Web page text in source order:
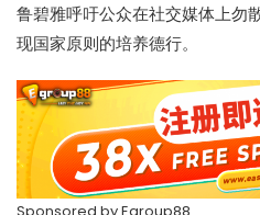
鲁碧雅呼吁公众在社交媒体上勿
现国家原则的培养德行。